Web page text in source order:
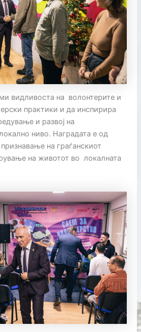
видливоста на волонтерите и
практики и да инспирира
и развој на
ниво. Наградата е од
на граѓанскиот
на животот во локалната